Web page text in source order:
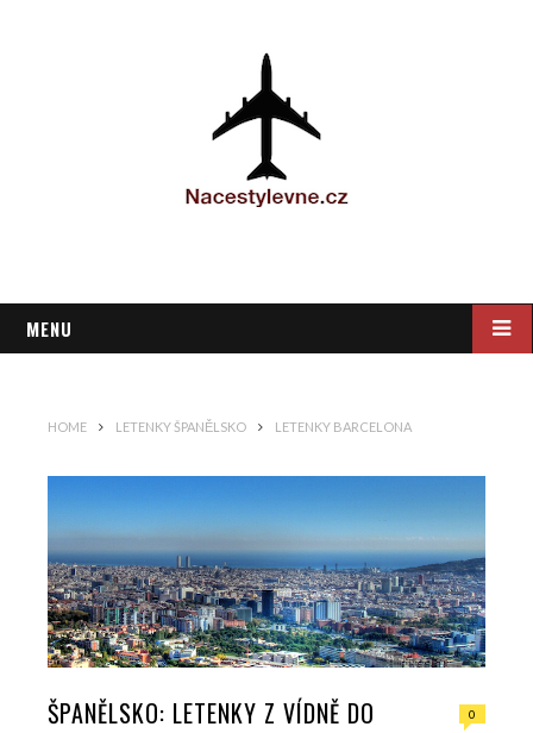
MENU
HOME LETENKY ŠPANĚLSKO LETENKY BARCELONA
ŠPANĚLSKO: LETENKY Z VÍDNĚ DO
0